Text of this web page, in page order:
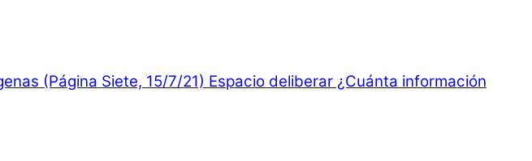
(Página Siete, 15/7/21) Espacio deliberar ¿Cuánta información